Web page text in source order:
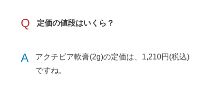
Q 定価の値段はいくら？
A
アクチビア軟膏(2g)の定価は、1,210円(税込)
ですね。